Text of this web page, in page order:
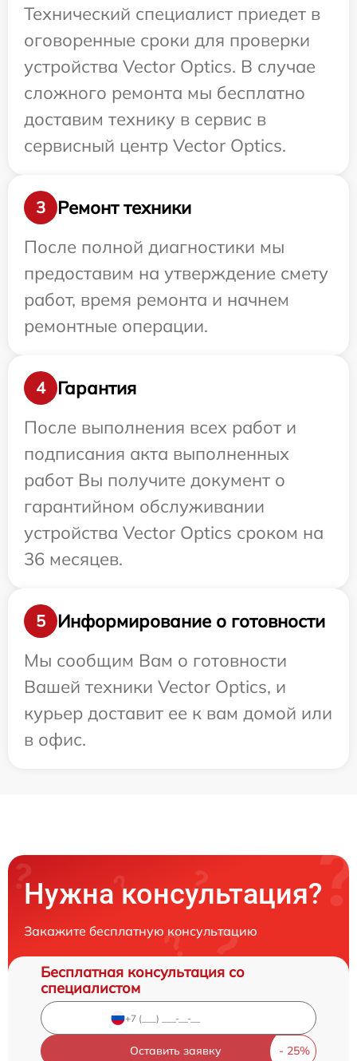
Технический специалист приедет в
оговоренные сроки для проверки
устройства Vector Optics. В случае
сложного ремонта мы бесплатно
доставим технику в сервис в
сервисный центр Vector Optics.
3
Ремонт техники
После полной диагностики мы
предоставим на утверждение смету
работ, время ремонта и начнем
ремонтные операции.
4
Гарантия
После выполнения всех работ и
подписания акта выполненных
работ Вы получите документ о
гарантийном обслуживании
устройства Vector Optics сроком на
36 месяцев.
5
Информирование о готовности
Мы сообщим Вам о готовности
Вашей техники Vector Optics, и
курьер доставит ее к вам домой или
в офис.
Нужна консультация?
Закажите бесплатную консультацию
Бесплатная консультация со
специалистом
Оставить заявку